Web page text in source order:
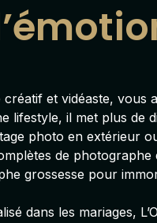
et vidéaste, vous
lifestyle, il met plus de
photo en extérieur
de photographe
grossesse pour
dans les mariages,